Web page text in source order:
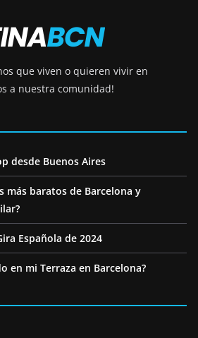
que viven o quieren vivir en
a nuestra comunidad!
desde Buenos Aires
más baratos de Barcelona y
Española de 2024
en mi Terraza en Barcelona?